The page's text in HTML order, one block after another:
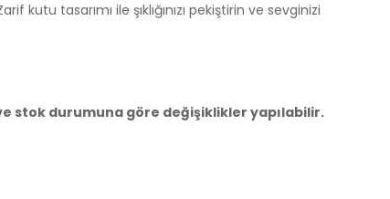
tasarımı ile şıklığınızı pekiştirin ve sevginizi
stok durumuna göre değişiklikler yapılabilir.